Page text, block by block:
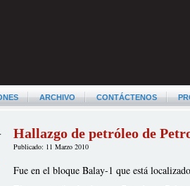
ARCHIVO CONTÁCTENOS
Hallazgo de petróleo de
Publicado: 11 Marzo 2010
Fue en el bloque Balay-1 que está